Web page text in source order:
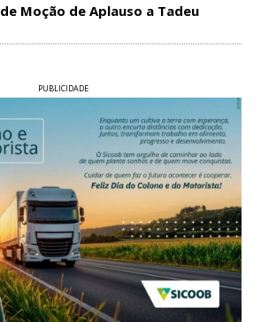
Moção de Aplauso a Tadeu
PUBLICIDADE